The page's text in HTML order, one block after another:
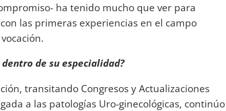
ha tenido mucho que ver para
las primeras experiencias en el campo
de su especialidad?
transitando Congresos y Actualizaciones
a las patologías Uro-ginecológicas, continúo